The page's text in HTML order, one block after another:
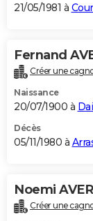
21/05/1981 à
Fernand
Créer une
Naissance
20/07/1900 à
Décès
05/11/1980 à
Noemi
Créer une